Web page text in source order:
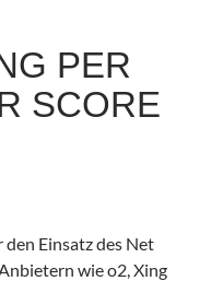
PER
SCORE
Einsatz des Net
wie o2, Xing